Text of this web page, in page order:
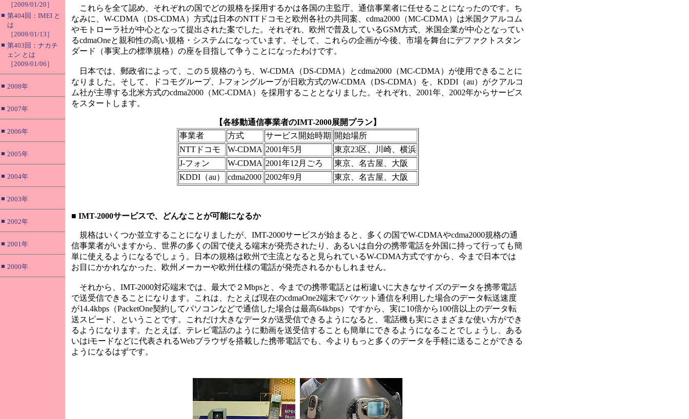
［2009/01/20］
■ 第404回：IMEI と
は
［2009/01/13］
■ 第403回：ナカチ
ェン とは
［2009/01/06］
■ 2008年
■ 2007年
■ 2006年
■ 2005年
■ 2004年
■ 2003年
■ 2002年
■ 2001年
■ 2000年
これらを全て認め、それぞれの国でどの規格を採用するかは各国の主監庁、通信事業者に任せることになったのです。ち
なみに、W-CDMA（DS-CDMA）方式は日本のNTTドコモと欧州各社の共同案、cdma2000（MC-CDMA）は米国クアルコム
やモトローラ社が中心となって提出された案でした。それぞれ、欧州で普及しているGSM方式、米国企業が中心となってい
るcdmaOneと親和性の高い規格・システムになっています。そして、これらの企画が今後、市場を舞台にデファクトスタン
ダード（事実上の標準規格）の座を目指して争うことになったわけです。
日本では、郵政省によって、この５規格のうち、W-CDMA（DS-CDMA）とcdma2000（MC-CDMA）が使用できることに
なりました。そして、ドコモグループ、J-フォングループが日欧方式のW-CDMA（DS-CDMA）を、KDDI（au）がクアルコ
ム社が主導する北米方式のcdma2000（MC-CDMA）を採用することとなりました。それぞれ、2001年、2002年からサービス
をスタートします。
【各移動通信事業者のIMT-2000展開プラン】
事業者
方式 サービス開始時期 開始場所
NTTドコモ
W-CDMA 2001年5月
東京23区、川崎、横浜
J-フォン
W-CDMA 2001年12月ごろ
東京、名古屋、大阪
KDDI（au）
cdma2000 2002年9月 東京、名古屋、大阪
■ IMT-2000サービスで、どんなことが可能になるか
規格はいくつか並立することになりましたが、IMT-2000サービスが始まると、多くの国でW-CDMAやcdma2000規格の通
信事業者がいますから、世界の多くの国で使える端末が発売されたり、あるいは自分の携帯電話を外国に持って行っても簡
単に使えるようになるでしょう。日本の規格は欧州で主流となると見られているW-CDMA方式ですから、今まで日本では
お目にかかれなかった、欧州メーカーや欧州仕様の電話が発売されるかもしれません。
それから、IMT-2000対応端末では、最大で２Mbpsと、今までの携帯電話とは桁違いに大きなサイズのデータを携帯電話
で送受信できることになります。これは、たとえば現在のcdmaOne2端末でパケット通信を利用した場合のデータ転送速度
が14.4kbps（PacketOne契約してパソコンなどで通信した場合は最高64kbps）ですから、実に10倍から100倍以上のデータ転
送スピード、ということです。これだけ大きなデータが送受信できるようになると、電話機も実にさまざまな使い方ができ
るようになります。たとえば、テレビ電話のように動画を送受信することも簡単にできるようになることでしょうし、ある
いはiモードなどに代表されるWebブラウザを搭載した携帯電話でも、今よりもっと多くのデータを手軽に送ることができる
ようになるはずです。